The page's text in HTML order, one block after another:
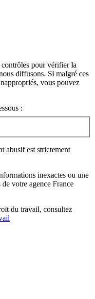
pour vérifier la
diffusons. Si malgré ces
vous pouvez
:
abusif est strictement
inexactes ou une
votre agence France
du travail, consultez